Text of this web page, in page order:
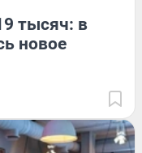
тысяч: в
новое